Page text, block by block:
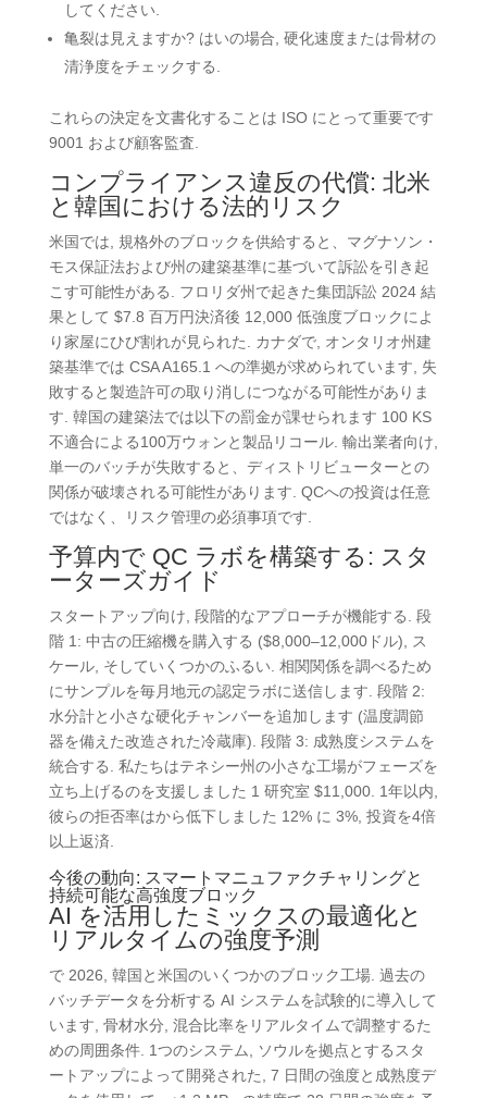
してください.
亀裂は見えますか? はいの場合, 硬化速度または骨材の
清浄度をチェックする.
これらの決定を文書化することは ISO にとって重要です
9001 および顧客監査.
コンプライアンス違反の代償: 北米
と韓国における法的リスク
米国では, 規格外のブロックを供給すると、マグナソン・
モス保証法および州の建築基準に基づいて訴訟を引き起
こす可能性がある. フロリダ州で起きた集団訴訟 2024 結
果として $7.8 百万円決済後 12,000 低強度ブロックによ
り家屋にひび割れが見られた. カナダで, オンタリオ州建
築基準では CSA A165.1 への準拠が求められています, 失
敗すると製造許可の取り消しにつながる可能性がありま
す. 韓国の建築法では以下の罰金が課せられます 100 KS
不適合による100万ウォンと製品リコール. 輸出業者向け,
単一のバッチが失敗すると、ディストリビューターとの
関係が破壊される可能性があります. QCへの投資は任意
ではなく、リスク管理の必須事項です.
予算内で QC ラボを構築する: スタ
ーターズガイド
スタートアップ向け, 段階的なアプローチが機能する. 段
階 1: 中古の圧縮機を購入する ($8,000–12,000ドル), ス
ケール, そしていくつかのふるい. 相関関係を調べるため
にサンプルを毎月地元の認定ラボに送信します. 段階 2:
水分計と小さな硬化チャンバーを追加します (温度調節
器を備えた改造された冷蔵庫). 段階 3: 成熟度システムを
統合する. 私たちはテネシー州の小さな工場がフェーズを
立ち上げるのを支援しました 1 研究室 $11,000. 1年以内,
彼らの拒否率はから低下しました 12% に 3%, 投資を4倍
以上返済.
今後の動向: スマートマニュファクチャリングと
持続可能な高強度ブロック
AI を活用したミックスの最適化と
リアルタイムの強度予測
で 2026, 韓国と米国のいくつかのブロック工場. 過去の
バッチデータを分析する AI システムを試験的に導入して
います, 骨材水分, 混合比率をリアルタイムで調整するた
めの周囲条件. 1つのシステム, ソウルを拠点とするスタ
ートアップによって開発された, 7 日間の強度と成熟度デ